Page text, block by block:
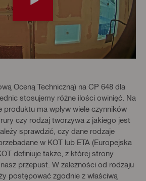
Oceną Techniczną) na CP 648 dla
stosujemy różne ilości owinięć. Na
produktu ma wpływ wiele czynników
czy rodzaj tworzywa z jakiego jest
sprawdzić, czy dane rodzaje
w KOT lub ETA (Europejska
definiuje także, z której strony
przepust. W zależności od rodzaju
postępować zgodnie z właściwą